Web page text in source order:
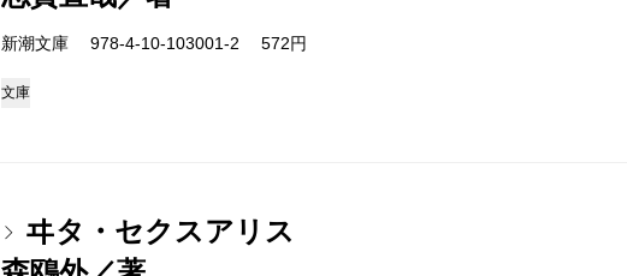
新潮文庫 978-4-10-103001-2 572円
文庫
ヰタ・セクスアリス